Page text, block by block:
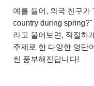
예를 들어, 외국 친구
country during
라고 물어보면, 적절하
주제로 한 다양한 영단
씬 풍부해진답니다!